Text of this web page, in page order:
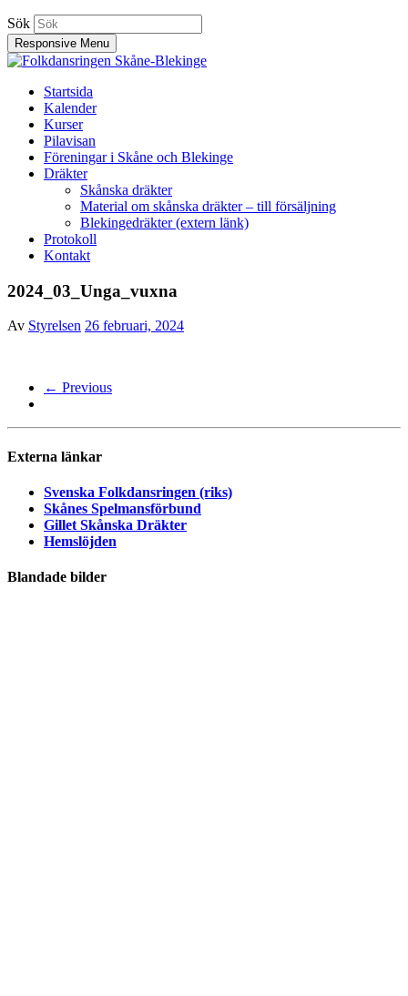
Sök
Responsive Menu
Sydligaste distriktet inom Svenska Folkdansringen
Startsida
Kalender
Kurser
Pilavisan
Föreningar i Skåne och Blekinge
Dräkter
Skånska dräkter
Material om skånska dräkter – till försäljning
Blekingedräkter (extern länk)
Protokoll
Kontakt
2024_03_Unga_vuxna
Av Styrelsen 26 februari, 2024
← Previous
Externa länkar
Svenska Folkdansringen (riks)
Skånes Spelmansförbund
Gillet Skånska Dräkter
Hemslöjden
Blandade bilder